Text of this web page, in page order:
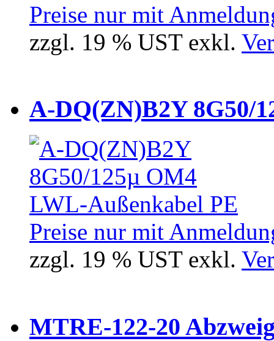
Preise nur mit
zzgl. 19 % UST exkl.
A-DQ(ZN)B2Y 8G50/
Preise nur mit
zzgl. 19 % UST exkl.
MTRE-122-20